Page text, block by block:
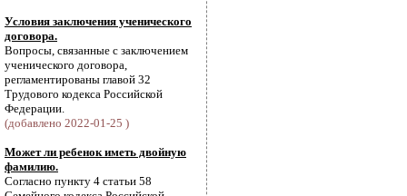
Условия заключения ученического
договора.
Вопросы, связанные с заключением
ученического договора,
регламентированы главой 32
Трудового кодекса Российской
Федерации.
(добавлено 2022-01-25 )
Может ли ребенок иметь двойную
фамилию.
Согласно пункту 4 статьи 58